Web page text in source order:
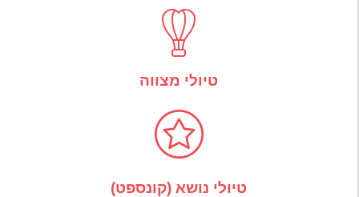
טיולי מצווה
טיולי נושא (קונספט)